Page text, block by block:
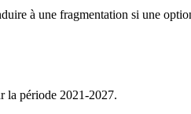
à une fragmentation si une
la période 2021-2027.